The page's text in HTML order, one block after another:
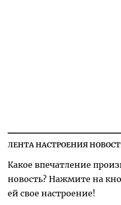
ЛЕНТА НАСТРОЕНИЯ
Какое впечатление
новость? Нажмите на
ей свое настроение!